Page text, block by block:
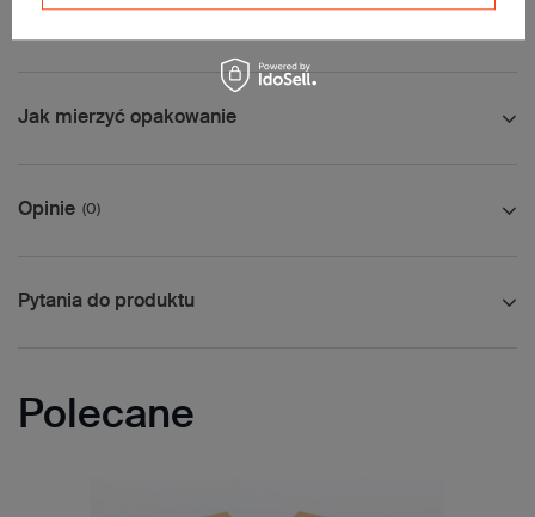
Jak mierzyć opakowanie
Opinie (0)
Pytania do produktu
Polecane